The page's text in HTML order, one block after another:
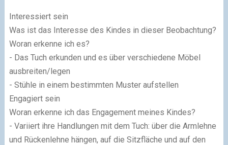
Interessiert sein
Was ist das Interesse des Kindes in dieser Beobachtung?
Woran erkenne ich es?
- Das Tuch erkunden und es über verschiedene Möbel
ausbreiten/legen
- Stühle in einem bestimmten Muster aufstellen
Engagiert sein
Woran erkenne ich das Engagement meines Kindes?
- Variiert ihre Handlungen mit dem Tuch: über die Armlehne
und Rückenlehne hängen, auf die Sitzfläche und auf den